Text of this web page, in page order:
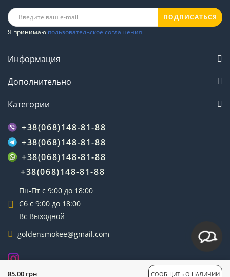
85.00 грн СООБЩИТЬ О НАЛИЧИИ
ПОДПИСАТЬСЯ
Я принимаю пользовательское соглашения
Информация
Дополнительно
Категории
+38(068)148-81-88
+38(068)148-81-88
+38(068)148-81-88
+38(068)148-81-88
Пн-Пт с 9:00 до 18:00
Сб с 9:00 до 18:00
Вс Выходной
goldensmokee@gmail.com
GoldenSmoke © 2025